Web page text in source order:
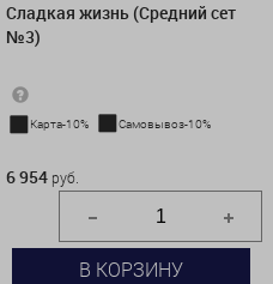
Сладкая жизнь (Средний сет
№3)
Карта-10% Самовывоз-10%
6 954 руб.
В КОРЗИНУ